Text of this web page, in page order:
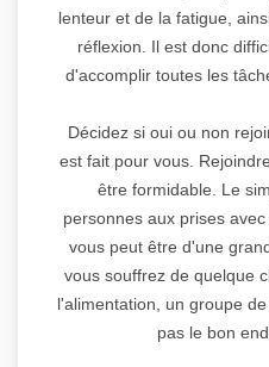
lenteur et de la fatigue,
réflexion. Il est donc
d'accomplir toutes les
Décidez si oui ou non
est fait pour vous.
être formidable. Le
personnes aux prises
vous peut être d'une
vous souffrez de quelque
l'alimentation, un groupe
pas le bon